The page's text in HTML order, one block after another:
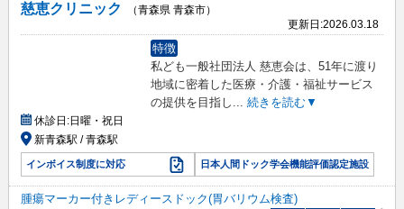
慈恵クリニック
（青森県 青森市）
更新日:2026.03.18
特徴
私ども一般社団法人 慈恵会は、51年に渡り
地域に密着した医療・介護・福祉サービス
の提供を目指し ... 続きを読む▼
休診日:日曜・祝日
新青森駅 / 青森駅
インボイス制度に対応 日本人間ドック学会機能評価認定施設
腫瘍マーカー付きレディースドック(胃バリウム検査)